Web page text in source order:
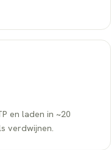
en laden in ~20
verdwijnen.